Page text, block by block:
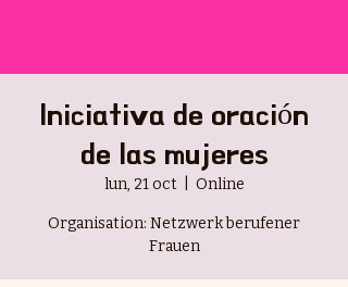
Iniciativa de oración
de las mujeres
lun, 21 oct
  |
Online
Organisation: Netzwerk berufener
Frauen